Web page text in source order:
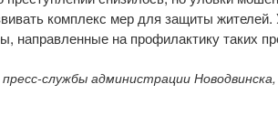
комплекс мер для защиты
направленные на профилактику таких
службы администрации